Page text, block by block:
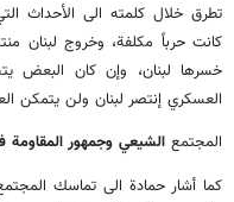
تطرق خلال كلمته الى الأحداث
كانت حرباً مكلفة، وخروج لبنان
خسرها لبنان، وإن كان البعض
العسكري إنتصر لبنان ولن يتمكن
المجتمع الشيعي وجمهور
كما أشار حمادة الى تماسك